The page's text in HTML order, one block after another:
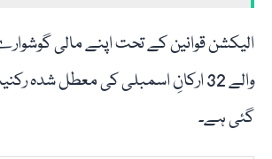
الیکشن قوانین کے تحت اپنے مالی
والے 32 ارکانِ اسمبلی کی معطل شدہ
گئی ہے۔